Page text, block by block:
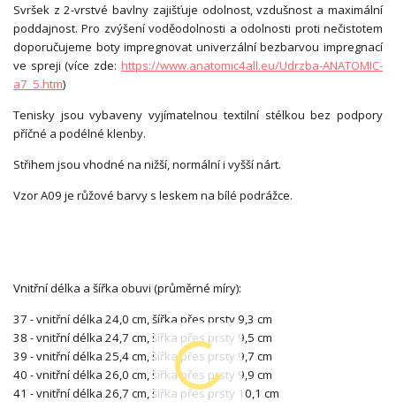
Svršek z 2-vrstvé bavlny zajišťuje odolnost, vzdušnost a maximální
poddajnost. Pro zvýšení voděodolnosti a odolnosti proti nečistotem
doporučujeme boty impregnovat univerzální bezbarvou impregnací
ve spreji (více zde: https://www.anatomic4all.eu/Udrzba-ANATOMIC-
a7_5.htm)
Tenisky jsou vybaveny vyjímatelnou textilní stélkou bez podpory
příčné a podélné klenby.
Střihem jsou vhodné na nižší, normální i vyšší nárt.
Vzor A09 je růžové barvy s leskem na bílé podrážce.
Vnitřní délka a šířka obuvi (průměrné míry):
37 - vnitřní délka 24,0 cm, šířka přes prsty 9,3 cm
38 - vnitřní délka 24,7 cm, šířka přes prsty 9,5 cm
39 - vnitřní délka 25,4 cm, šířka přes prsty 9,7 cm
40 - vnitřní délka 26,0 cm, šířka přes prsty 9,9 cm
41 - vnitřní délka 26,7 cm, šířka přes prsty 10,1 cm